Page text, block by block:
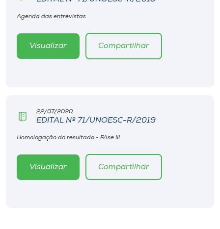
Agenda das entrevistas
Visualizar Compartilhar
22/07/2020
EDITAL Nº 71/UNOESC-R/2019
Homologação do resultado - FAse III
Visualizar Compartilhar